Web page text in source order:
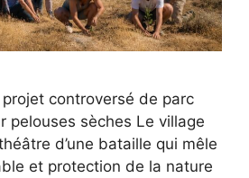
controversé de parc
pelouses sèches Le village
d’une bataille qui mêle
et protection de la nature